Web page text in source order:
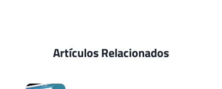
Artículos Relacionados